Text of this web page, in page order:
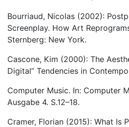
Bourriaud, Nicolas (2002):
Screenplay. How Art
Sternberg: New York.
Cascone, Kim (2000): The
Digital” Tendencies in
Computer Music. In: Computer
Ausgabe 4. S.12–18.
Cramer, Florian (2015): What Is